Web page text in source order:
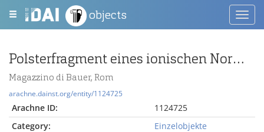
objects
Polsterfragment eines ionischen Normalkapitells
Magazzino di Bauer, Rom
arachne.dainst.org/entity/1124725
Arachne ID:
1124725
Category:
Einzelobjekte